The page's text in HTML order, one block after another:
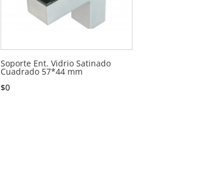
Soporte Ent. Vidrio Satinado
Cuadrado 57*44 mm
$0